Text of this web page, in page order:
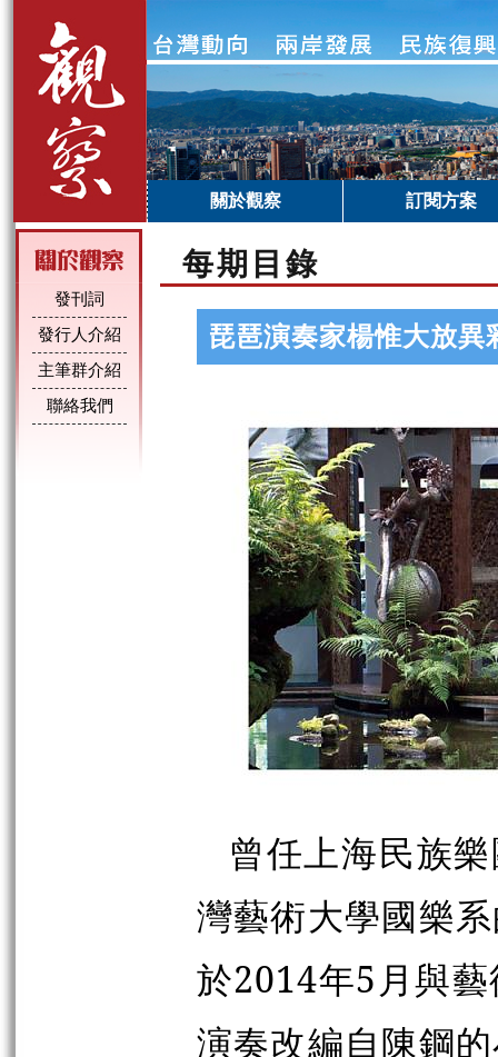
關於觀察 訂閱方案
發刊詞
發行人介紹
主筆群介紹
聯絡我們
每期目錄
琵琶演奏家楊惟大放異
曾任上海民族
灣藝術大學國樂
於2014年5月與
演奏改編自陳鋼